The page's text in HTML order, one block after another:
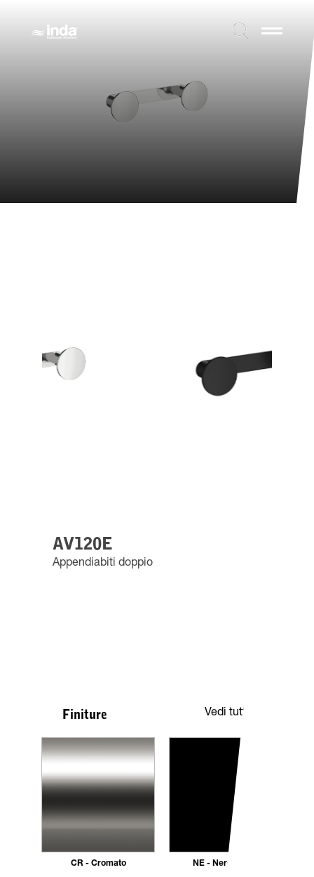
AV120E
Appendiabiti doppio
Finiture Vedi tutte
CR - Cromato NE - Nero opaco